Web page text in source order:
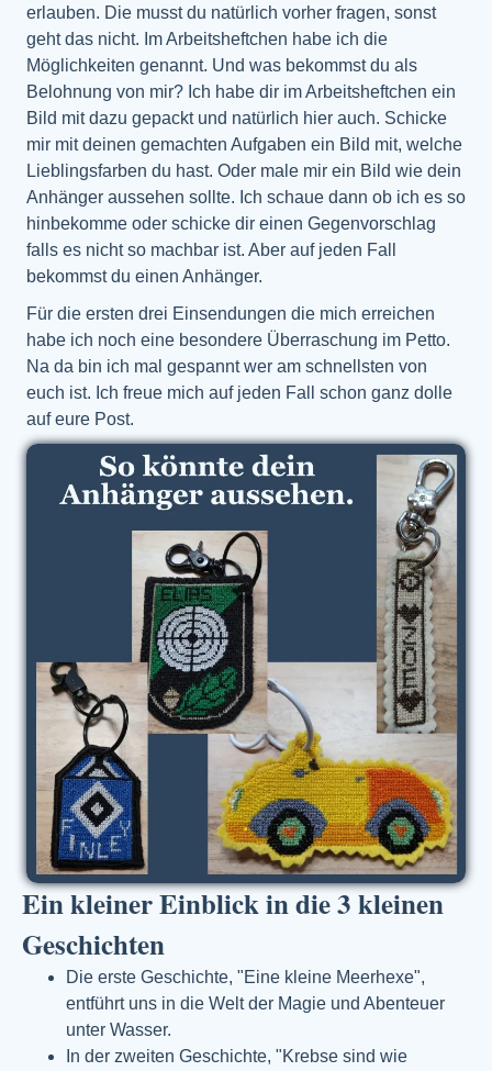
erlauben. Die musst du natürlich vorher fragen, sonst
geht das nicht. Im Arbeitsheftchen habe ich die
Möglichkeiten genannt. Und was bekommst du als
Belohnung von mir? Ich habe dir im Arbeitsheftchen ein
Bild mit dazu gepackt und natürlich hier auch. Schicke
mir mit deinen gemachten Aufgaben ein Bild mit, welche
Lieblingsfarben du hast. Oder male mir ein Bild wie dein
Anhänger aussehen sollte. Ich schaue dann ob ich es so
hinbekomme oder schicke dir einen Gegenvorschlag
falls es nicht so machbar ist. Aber auf jeden Fall
bekommst du einen Anhänger.
Für die ersten drei Einsendungen die mich erreichen
habe ich noch eine besondere Überraschung im Petto.
Na da bin ich mal gespannt wer am schnellsten von
euch ist. Ich freue mich auf jeden Fall schon ganz dolle
auf eure Post.
Ein kleiner Einblick in die 3 kleinen
Geschichten
Die erste Geschichte, "Eine kleine Meerhexe",
entführt uns in die Welt der Magie und Abenteuer
unter Wasser.
In der zweiten Geschichte, "Krebse sind wie